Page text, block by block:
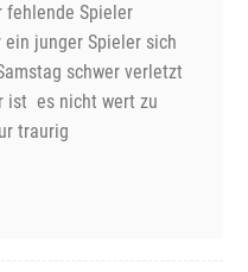
fehlende Spieler
junger Spieler sich
schwer verletzt
ist es nicht wert zu
traurig